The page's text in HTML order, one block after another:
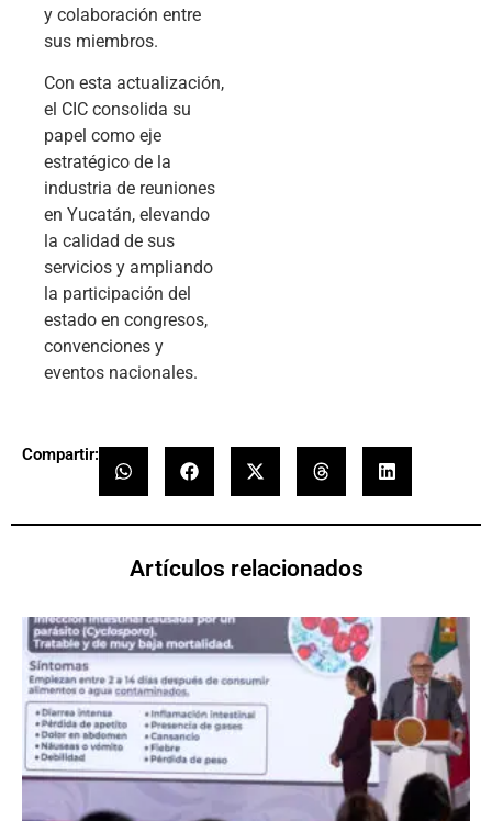
y colaboración entre
sus miembros.
Con esta actualización,
el CIC consolida su
papel como eje
estratégico de la
industria de reuniones
en Yucatán, elevando
la calidad de sus
servicios y ampliando
la participación del
estado en congresos,
convenciones y
eventos nacionales.
Compartir:
Artículos relacionados